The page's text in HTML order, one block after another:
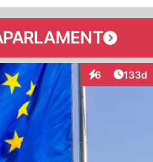
6
Interaktionen
133d